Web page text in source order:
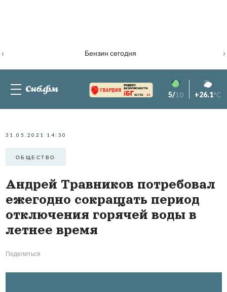
Бензин сегодня
‹ ›
82.76% -1.2 5/10 +26.1°C
31.05.2021 14:30
ОБЩЕСТВО
Андрей Травников потребовал
ежегодно сокращать период
отключения горячей воды в
летнее время
Поделиться